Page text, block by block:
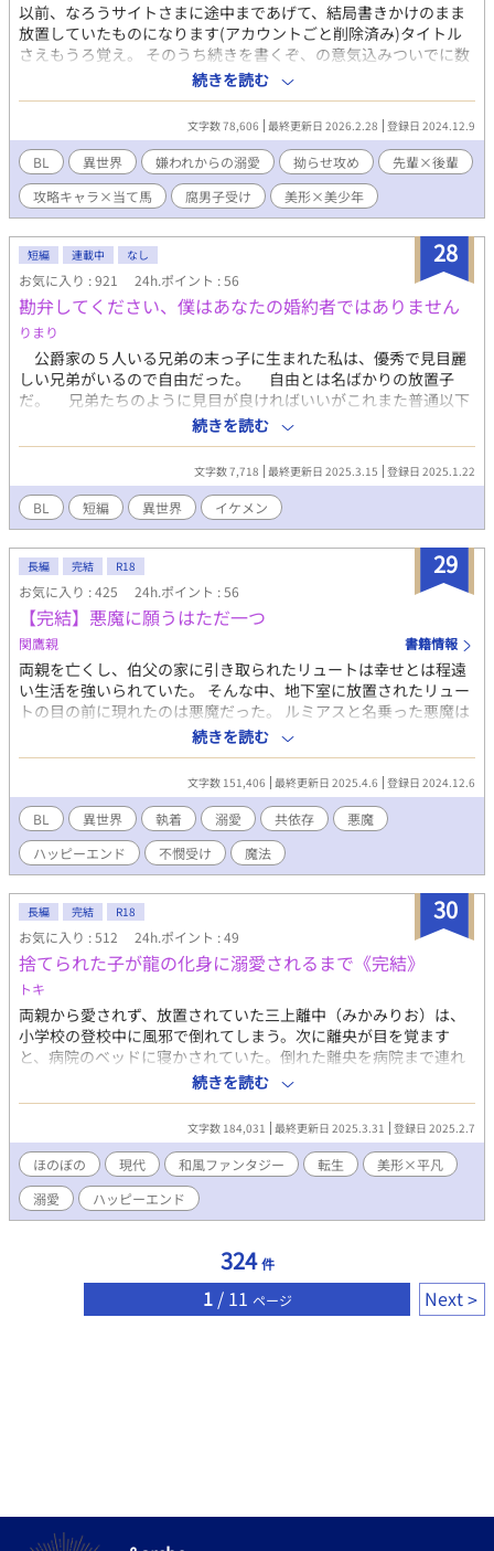
以前、なろうサイトさまに途中まであげて、結局書きかけのまま
放置していたものになります(アカウントごと削除済み)タイトル
さえもうろ覚え。 そのうち続きを書くぞ、の意気込みついでに数
話分投稿させていただきます。 先輩×後輩 攻略キャラ×当て馬キ
ャラ 総受けではありません。 嫌われ→からの溺愛。こちらも面倒
くさい拗らせ攻めです。 ある日、目が覚めたら大好きだったＢＬ
ゲームの当て馬キャラになっていた。死んだ覚えはないが、その
キャラクターとして生きてきた期間の記憶もある。 だけど、ここ
でひとつ問題が……。『おれ』の推し、『僕』が今まで嫌がらせ
し続けてきた、このゲームの主人公キャラなんだよね……。 え、
イジめなきゃダメなの？？死ぬほど嫌なんだけど。絶対嫌でし
ょ……。 でも、主人公が攻略キャラとＢＬしてるところはなんと
しても見たい！！ひっそりと。なんなら近くで見たい！！ ……っ
て、なったライバルポジとして生きることになった『おれ(僕)』
が、主人公と仲良くしつつ、攻略キャラを巻き込んでひっそり推
し活する……みたいな話です。 本来なら当て馬キャラとして冷た
くあしらわれ、手酷くフラれるはずの『ハルカ先輩』から、バグ
なのかなんなのか徐々に距離を詰めてこられて戸惑いまくる当て
馬の話。 こちらは、ゆるゆる不定期更新になります。
続きを読む
文字数 78,606 最終更新日 2026.2.28 登録日 2024.12.9
BL 異世界 嫌われからの溺愛 拗らせ攻め
先輩×後輩
攻略キャラ×当て馬
腐男子受け 美形×美少年
28
短編 連載中 なし
お気に入り : 921 24h.ポイント : 56
勘弁してください、僕はあなたの婚約者ではありません
りまり
公爵家の５人いる兄弟の末っ子に生まれた私は、優秀で見目麗
しい兄弟がいるので自由だった。 自由とは名ばかりの放置子
だ。 兄弟たちのように見目が良ければいいがこれまた普通以下
で高位貴族とは思えないような容姿だったためさらに放置に繋が
ったのだが……両親は兎も角兄弟たちは口が悪いだけでなんだか
んだとかまってくれる。 色々あったが学園に通うようになると
やった覚えのないことで悪役呼ばわりされ孤立してしまった。
それでも勉強できるからと学園に通っていたが、上級生の卒業パ
ーティーでいきなり断罪され婚約破棄されてしまい挙句に学園を
退学させられるが、後から知ったのだけど僕には弟がいたんだっ
てそれも僕そっくりな、その子は両親からも兄弟からもかわいが
られ甘やかされて育ったので色々な所でやらかしたので顔がそっ
くりな僕にすべての罪をきせ追放したって、優しいと思っていた
兄たちが笑いながら言っていたっけ、国外追放なので二度と合わ
ない僕に最後の追い打ちをかけて去っていった。 隣国でも噂を
聞いたと言っていわれのないことで暴行を受けるが頑張って生き
抜く話です
続きを読む
文字数 7,718 最終更新日 2025.3.15 登録日 2025.1.22
BL 短編 異世界 イケメン
29
長編 完結 R18
お気に入り : 425 24h.ポイント : 56
【完結】悪魔に願うはただ一つ
関鷹親 書籍情報
両親を亡くし、伯父の家に引き取られたリュートは幸せとは程遠
い生活を強いられていた。 そんな中、地下室に放置されたリュー
トの目の前に現れたのは悪魔だった。 ルミアスと名乗った悪魔は
リュートに「望みを叶えてやる」という。 そんな悪魔に願うこと
はただ一つ。 不憫属性の青年が悪魔と出会って幸せになっていく
お話。 自由気まま悪魔×不憫属性の青年
続きを読む
文字数 151,406 最終更新日 2025.4.6 登録日 2024.12.6
BL 異世界 執着 溺愛 共依存
悪魔
ハッピーエンド
不憫受け 魔法
30
長編 完結 R18
お気に入り : 512 24h.ポイント : 49
捨てられた子が龍の化身に溺愛されるまで《完結》
トキ
両親から愛されず、放置されていた三上離中（みかみりお）は、
小学校の登校中に風邪で倒れてしまう。次に離央が目を覚ます
と、病院のベッドに寝かされていた。倒れた離央を病院まで連れ
て来てくれたのは、長い黒髪に紫色の瞳をした綺麗な顔立ちの男
性だった。彼は峯滝氷雨（みねたきひさめ）と名乗り、離央の家
庭環境を知って「風邪が治るまで俺のお家で療養しよう」と提案
する。 前世で悪鬼殲滅部隊の隊長だった龍の化身×両親から愛さ
れず捨てられてしまった男の子（化身の伴侶）。 短編「雨音に包
まれて」の現代ifの物語です。本編を読まなくても大丈夫ですが、
本編も読むと分かりやすいと思います。 ※虐待、毒親などの描写
あり。 R18はサブCPのみ（水を司る龍の化身×学校の先生）。 こ
続きを読む
文字数 184,031 最終更新日 2025.3.31 登録日 2025.2.7
ほのぼの 現代 和風ファンタジー 転生
美形×平凡
溺愛
ハッピーエンド
324 件
1/ 11 ページ Next